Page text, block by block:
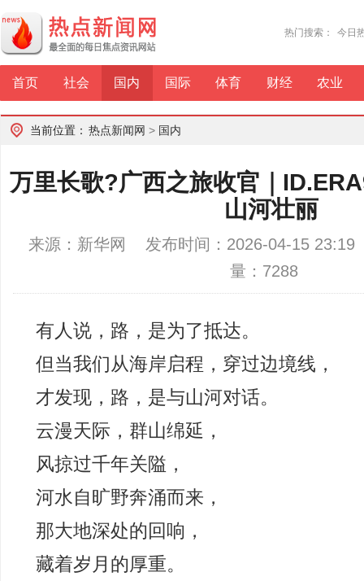
热门搜索： 今日
首页 社会 国内 国际 体育 财经 农业
当前位置： 热点新闻网 > 国内
万里长歌?广西之旅收官｜
山河壮丽
来源：新华网 发布时间：2026-04-15
量：7288
有人说，路，是为了抵达。
但当我们从海岸启程，穿过边境线，
才发现，路，是与山河对话。
云漫天际，群山绵延，
风掠过千年关隘，
河水自旷野奔涌而来，
那大地深处的回响，
藏着岁月的厚重。